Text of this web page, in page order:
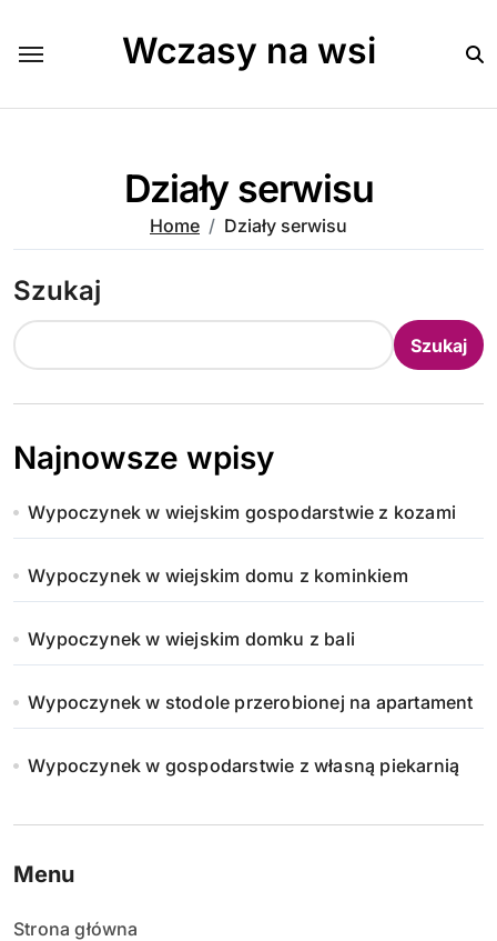
content
Wczasy na wsi
Działy serwisu
Home Działy serwisu
Szukaj
Szukaj
Najnowsze wpisy
Wypoczynek w wiejskim gospodarstwie z kozami
Wypoczynek w wiejskim domu z kominkiem
Wypoczynek w wiejskim domku z bali
Wypoczynek w stodole przerobionej na apartament
Wypoczynek w gospodarstwie z własną piekarnią
Menu
Strona główna